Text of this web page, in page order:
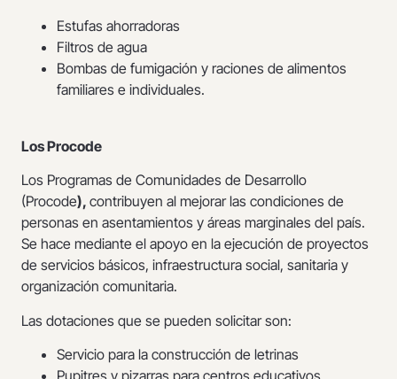
Estufas ahorradoras
Filtros de agua
Bombas de fumigación y raciones de alimentos
familiares e individuales.
Los Procode
Los Programas de Comunidades de Desarrollo
(Procode), contribuyen al mejorar las condiciones de
personas en asentamientos y áreas marginales del país.
Se hace mediante el apoyo en la ejecución de proyectos
de servicios básicos, infraestructura social, sanitaria y
organización comunitaria.
Las dotaciones que se pueden solicitar son:
Servicio para la construcción de letrinas
Pupitres y pizarras para centros educativos